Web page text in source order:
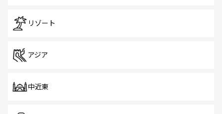
リゾート
アジア
中近東